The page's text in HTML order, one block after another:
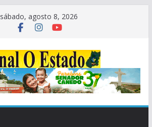
sábado, agosto 8, 2026